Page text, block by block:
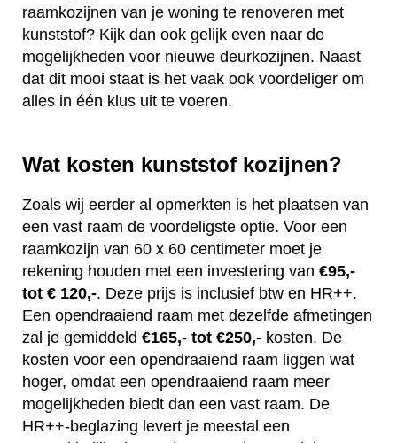
raamkozijnen van je woning te renoveren met
kunststof? Kijk dan ook gelijk even naar de
mogelijkheden voor nieuwe deurkozijnen. Naast
dat dit mooi staat is het vaak ook voordeliger om
alles in één klus uit te voeren.
Wat kosten kunststof kozijnen?
Zoals wij eerder al opmerkten is het plaatsen van
een vast raam de voordeligste optie. Voor een
raamkozijn van 60 x 60 centimeter moet je
rekening houden met een investering van €95,-
tot € 120,-. Deze prijs is inclusief btw en HR++.
Een opendraaiend raam met dezelfde afmetingen
zal je gemiddeld €165,- tot €250,- kosten. De
kosten voor een opendraaiend raam liggen wat
hoger, omdat een opendraaiend raam meer
mogelijkheden biedt dan een vast raam. De
HR++-beglazing levert je meestal een